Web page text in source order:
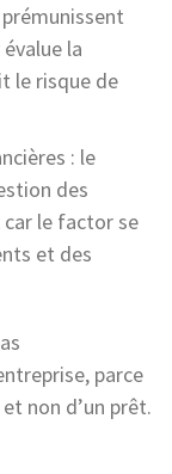
la
le risque de
: le
des
car le factor se
et des
parce
et non d’un prêt.